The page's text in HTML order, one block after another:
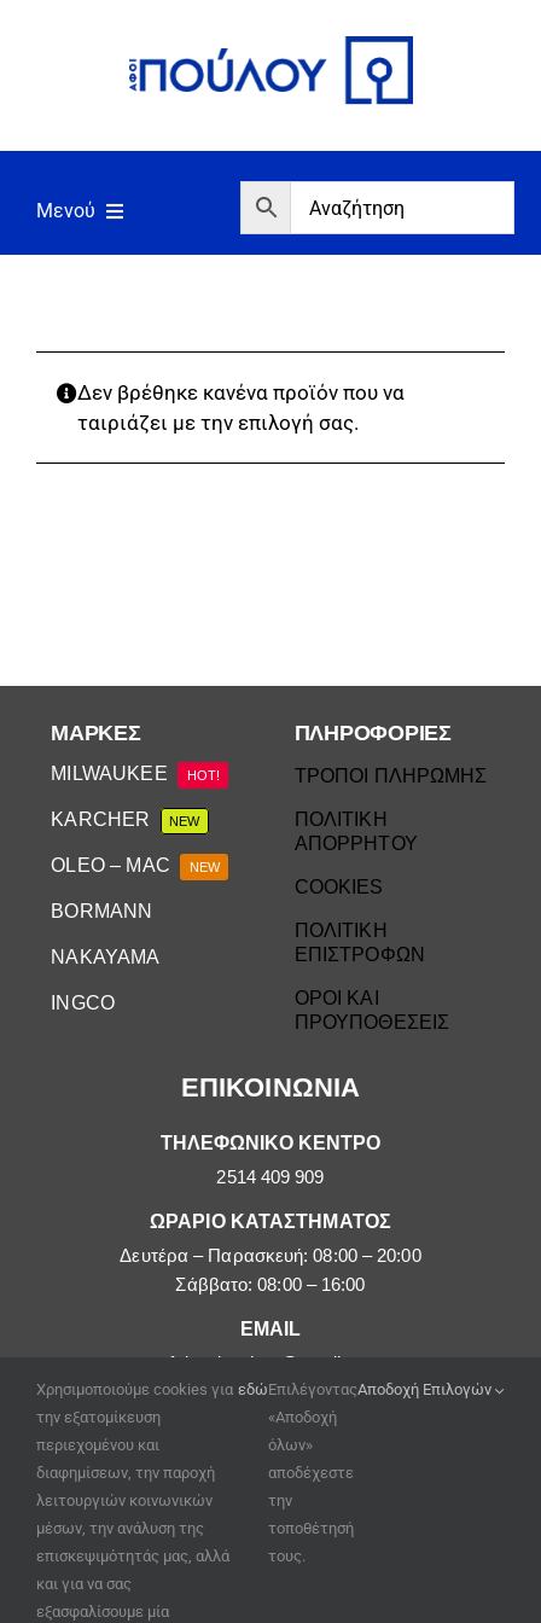
Μενού
Αντλίες/Πιεστικά
Δεν βρέθηκε κανένα προϊόν που να
ταιριάζει με την επιλογή σας.
ΕΠΙΚΟΙΝΩΝΙΑ
ΤΗΛΕΦΩΝΙΚΟ ΚΕΝΤΡΟ
2514 409 909
ΩΡΑΡΙΟ ΚΑΤΑΣΤΗΜΑΤΟΣ
Δευτέρα – Παρασκευή: 08:00 – 20:00
Σάββατο: 08:00 – 16:00
EMAIL
afoipouloushop@gmail.com
ΜΆΡΚΕΣ
MILWAUKEE HOT!
KARCHER NEW
OLEO – MAC NEW
BORMANN
NAKAYAMA
INGCO
ΠΛΗΡΟΦΟΡΙΕΣ
ΤΡΟΠΟΙ ΠΛΗΡΩΜΗΣ
ΠΟΛΙΤΙΚΗ
ΑΠΟΡΡΗΤΟΥ
COOKIES
ΠΟΛΙΤΙΚΗ
ΕΠΙΣΤΡΟΦΩΝ
ΟΡΟΙ ΚΑΙ
ΠΡΟΥΠΟΘΕΣΕΙΣ
Χρησιμοποιούμε cookies για
την εξατομίκευση
περιεχομένου και
διαφημίσεων, την παροχή
λειτουργιών κοινωνικών
μέσων, την ανάλυση της
επισκεψιμότητάς μας, αλλά
και για να σας
εξασφαλίσουμε μία
εδώΕπιλέγοντας
«Αποδοχή
όλων»
αποδέχεστε
την
τοποθέτησή
τους.
Αποδοχή Επιλογών